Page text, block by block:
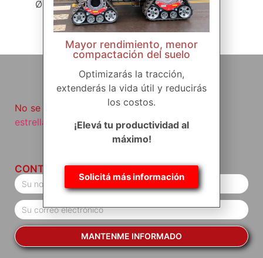
Ø DI= 232 mm
No se vayan sin haber visto nuestro producto
estrella
CONTACTO
MANTENME INFORMADO
Mayor rendimiento, menor
compactación del suelo
Optimizarás la tracción,
extenderás la vida útil y reducirás
los costos.
¡Elevá tu productividad al
máximo!
Solicitá más información